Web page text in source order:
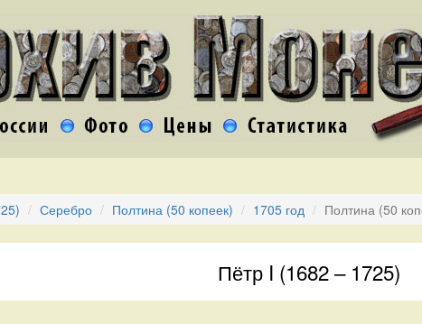
Серебро Полтина (50 копеек) 1705 год Полтина (50
Пётр I (1682 – 1725)